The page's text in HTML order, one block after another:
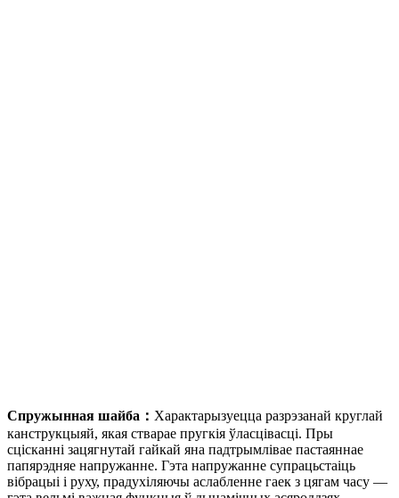
Спружынная шайба： Характарызуецца разрэзанай круглай
канструкцыяй, якая стварае пругкія ўласцівасці. Пры
сцісканні зацягнутай гайкай яна падтрымлівае пастаяннае
папярэдняе напружанне. Гэта напружанне супрацьстаіць
вібрацыі і руху, прадухіляючы аслабленне гаек з цягам часу —